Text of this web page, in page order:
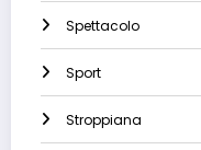
Spettacolo
Sport
Stroppiana